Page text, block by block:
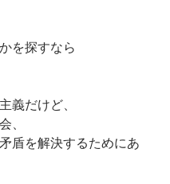
を探すなら
義だけど、
、
盾を解決するためにあ